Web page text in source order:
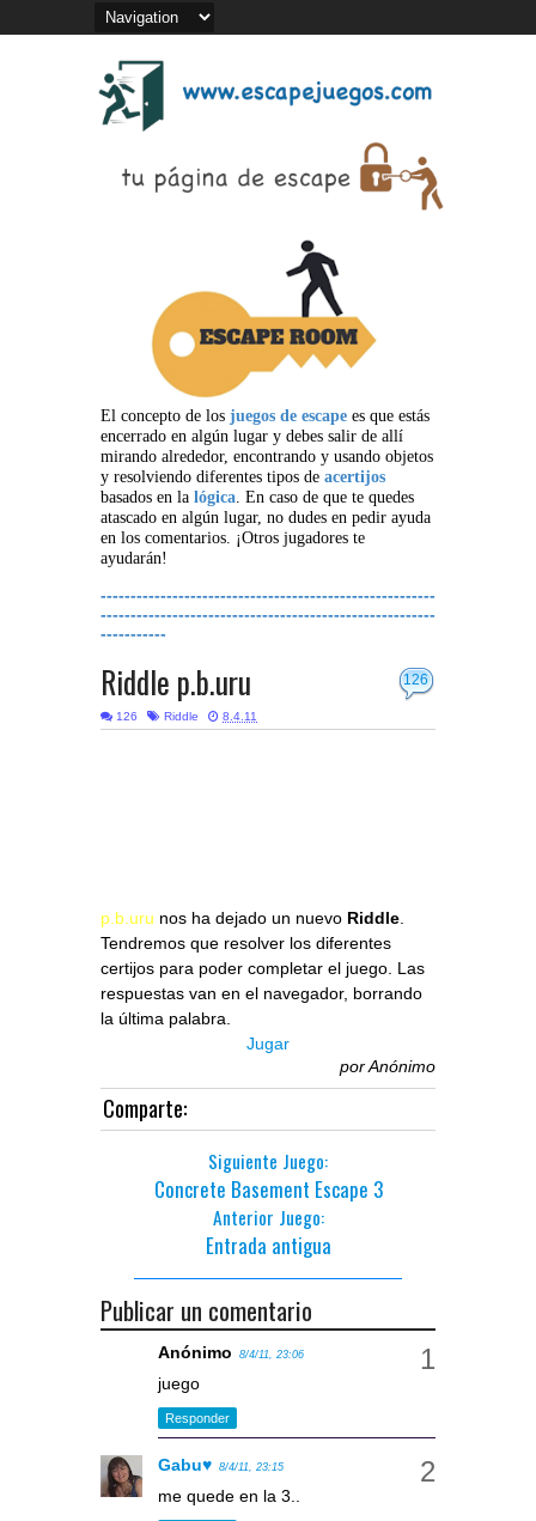
El concepto de los juegos de escape es que estás
encerrado en algún lugar y debes salir de allí
mirando alrededor, encontrando y usando objetos
y resolviendo diferentes tipos de acertijos
basados en la lógica. En caso de que te quedes
atascado en algún lugar, no dudes en pedir ayuda
en los comentarios. ¡Otros jugadores te
ayudarán!
--------------------------------------------------------
--------------------------------------------------------
-----------
126
Riddle p.b.uru
126 Riddle 8.4.11
p.b.uru nos ha dejado un nuevo Riddle.
Tendremos que resolver los diferentes
certijos para poder completar el juego. Las
respuestas van en el navegador, borrando
la última palabra.
Jugar
porAnónimo
Comparte:
Siguiente Juego:
Concrete Basement Escape 3
Anterior Juego:
Entrada antigua
Publicar un comentario
Anónimo 8/4/11, 23:06
juego
Responder
Gabu♥ 8/4/11, 23:15
me quede en la 3..